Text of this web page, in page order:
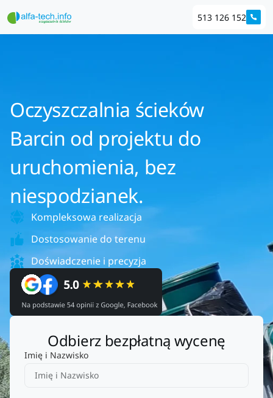
513 126 152
Oczyszczalnia ścieków
Barcin od projektu do
uruchomienia, bez
niespodzianek.
Kompleksowa realizacja
Dostosowanie do terenu
Doświadczenie i precyzja
Odbierz bezpłatną wycenę
Imię i Nazwisko